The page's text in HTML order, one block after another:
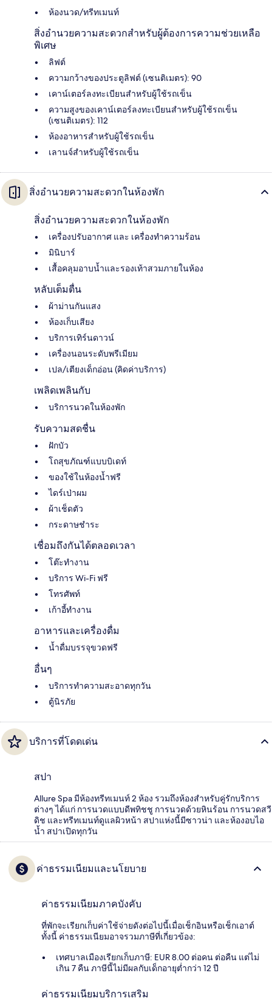
ห้องนวด/ทรีทเมนท์
สิ่งอำนวยความสะดวกสำหรับผู้ต้องการความช่วยเหลือ
พิเศษ
ลิฟต์
ความกว้างของประตูลิฟต์ (เซนติเมตร): 90
เคาน์เตอร์ลงทะเบียนสำหรับผู้ใช้รถเข็น
ความสูงของเคาน์เตอร์ลงทะเบียนสำหรับผู้ใช้รถเข็น
(เซนติเมตร): 112
ห้องอาหารสำหรับผู้ใช้รถเข็น
เลานจ์สำหรับผู้ใช้รถเข็น
สิ่งอำนวยความสะดวกในห้องพัก
สิ่งอำนวยความสะดวกในห้องพัก
เครื่องปรับอากาศ และ เครื่องทำความร้อน
มินิบาร์
เสื้อคลุมอาบน้ำและรองเท้าสวมภายในห้อง
หลับเต็มตื่น
ผ้าม่านกันแสง
ห้องเก็บเสียง
บริการเทิร์นดาวน์
เครื่องนอนระดับพรีเมียม
เปล/เตียงเด็กอ่อน (คิดค่าบริการ)
เพลิดเพลินกับ
บริการนวดในห้องพัก
รับความสดชื่น
ฝักบัว
โถสุขภัณฑ์แบบบิเดท์
ของใช้ในห้องน้ำฟรี
ไดร์เป่าผม
ผ้าเช็ดตัว
กระดาษชำระ
เชื่อมถึงกันได้ตลอดเวลา
โต๊ะทำงาน
บริการ Wi-Fi ฟรี
โทรศัพท์
เก้าอี้ทำงาน
อาหารและเครื่องดื่ม
น้ำดื่มบรรจุขวดฟรี
อื่นๆ
บริการทำความสะอาดทุกวัน
ตู้นิรภัย
บริการที่โดดเด่น
สปา
Allure Spa มีห้องทรีทเมนท์ 2 ห้อง รวมถึงห้องสำหรับคู่รักบริการ
ต่างๆ ได้แก่ การนวดแบบดีพทิชชู การนวดด้วยหินร้อน การนวดสวี
ดิช และทรีทเมนท์ดูแลผิวหน้า สปาแห่งนี้มีซาวน่า และห้องอบไอ
น้ำ สปาเปิดทุกวัน
ค่าธรรมเนียมและนโยบาย
ค่าธรรมเนียมภาคบังคับ
ที่พักจะเรียกเก็บค่าใช้จ่ายดังต่อไปนี้เมื่อเช็กอินหรือเช็กเอาต์
ทั้งนี้ ค่าธรรมเนียมอาจรวมภาษีที่เกี่ยวข้อง:
เทศบาลเมืองเรียกเก็บภาษี: EUR 8.00 ต่อคน ต่อคืน แต่ไม่
เกิน 7 คืน ภาษีนี้ไม่มีผลกับเด็กอายุต่ำกว่า 12 ปี
ค่าธรรมเนียมบริการเสริม